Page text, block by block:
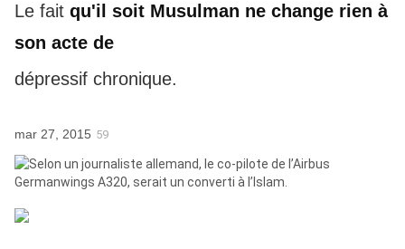
Le fait qu'il soit Musulman ne change rien à
son acte de
dépressif chronique.
mar 27, 2015 59